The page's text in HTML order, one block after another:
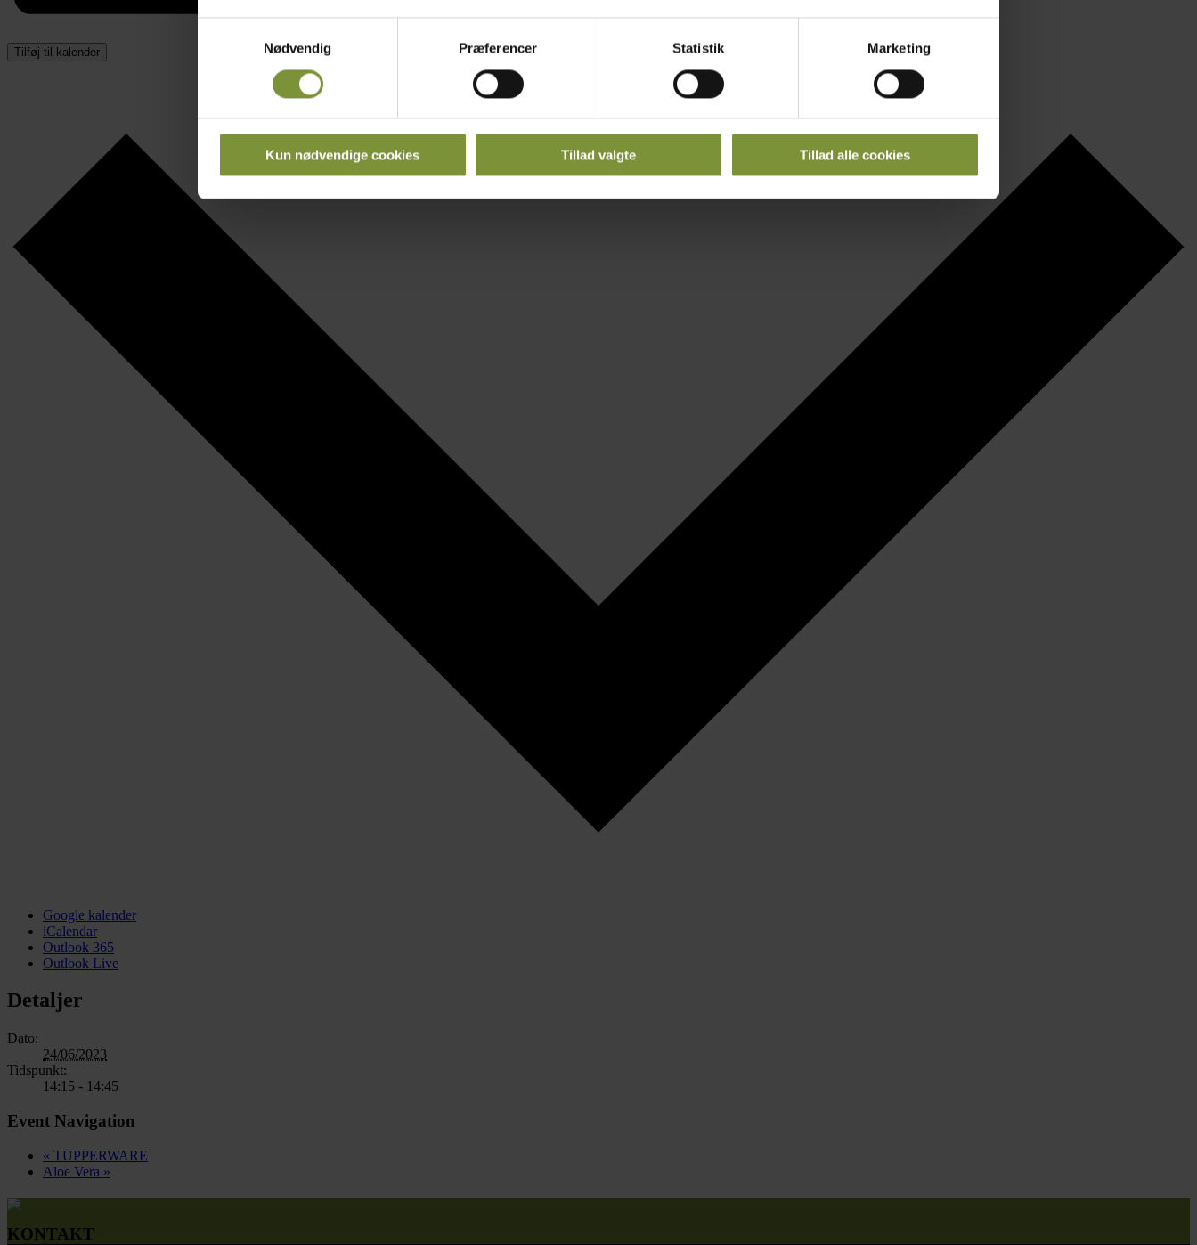
Hvis du tillader det, vil vi også gerne:
Indsamle præcise oplysninger om din placering, der kan være nøjagtig inden for få meter
Dine valg anvendes på hele websitet.
Vi bruger cookies til at tilpasse vores indhold og annoncer, til at vise dig funktioner til sociale medier og til at analysere
vores trafik. Vi deler også oplysninger om din brug af vores hjemmeside med vores partnere inden for sociale medier,
annonceringspartnere og analysepartnere. Vores partnere kan kombinere disse data med andre oplysninger, du har givet
dem, eller som de har indsamlet fra din brug af deres tjenester.
Nødvendig
Præferencer Statistik Marketing
Kun nødvendige cookies Tillad valgte Tillad alle cookies
Tilføj til kalender
Google kalender
iCalendar
Outlook 365
Outlook Live
Detaljer
Dato:
24/06/2023
Tidspunkt:
14:15 - 14:45
Event Navigation
« TUPPERWARE
Aloe Vera »
KONTAKT